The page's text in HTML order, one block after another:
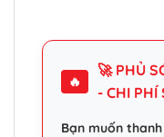
🔥
🚀 PHỦ
- CHI PHÍ
Bạn muốn